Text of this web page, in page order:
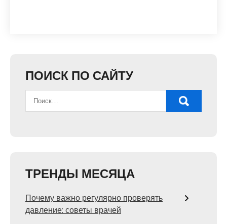
ПОИСК ПО САЙТУ
ТРЕНДЫ МЕСЯЦА
Почему важно регулярно проверять
давление: советы врачей